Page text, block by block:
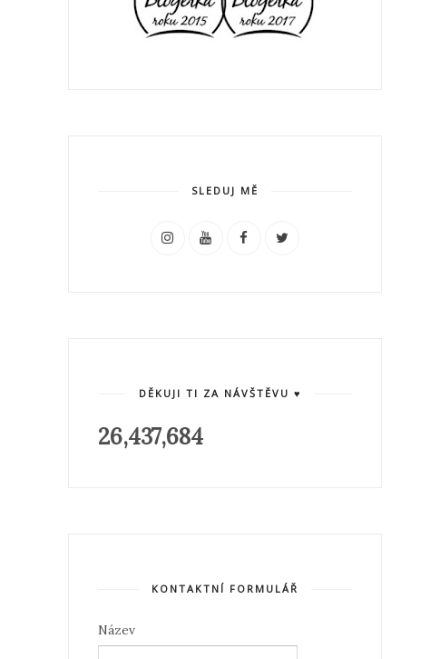
SLEDUJ MĚ
DĚKUJI TI ZA NÁVŠTĚVU ♥
26,437,684
KONTAKTNÍ FORMULÁŘ
Název